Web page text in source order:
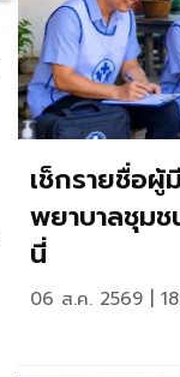
เช็กรายชื่อ
พยาบาลชุม
นี่
06 ส.ค. 2569 |